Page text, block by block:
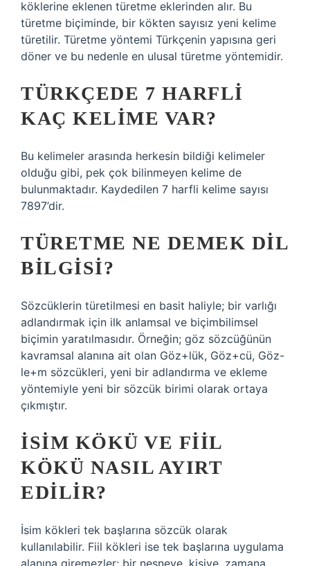
köklerine eklenen türetme eklerinden alır. Bu
türetme biçiminde, bir kökten sayısız yeni kelime
türetilir. Türetme yöntemi Türkçenin yapısına geri
döner ve bu nedenle en ulusal türetme yöntemidir.
TÜRKÇEDE 7 HARFLI
KAÇ KELIME VAR?
Bu kelimeler arasında herkesin bildiği kelimeler
olduğu gibi, pek çok bilinmeyen kelime de
bulunmaktadır. Kaydedilen 7 harfli kelime sayısı
7897’dir.
TÜRETME NE DEMEK DIL
BILGISI?
Sözcüklerin türetilmesi en basit haliyle; bir varlığı
adlandırmak için ilk anlamsal ve biçimbilimsel
biçimin yaratılmasıdır. Örneğin; göz sözcüğünün
kavramsal alanına ait olan Göz+lük, Göz+cü, Göz-
le+m sözcükleri, yeni bir adlandırma ve ekleme
yöntemiyle yeni bir sözcük birimi olarak ortaya
çıkmıştır.
İSIM KÖKÜ VE FIIL
KÖKÜ NASIL AYIRT
EDILIR?
İsim kökleri tek başlarına sözcük olarak
kullanılabilir. Fiil kökleri ise tek başlarına uygulama
alanına giremezler; bir nesneye, kişiye, zamana